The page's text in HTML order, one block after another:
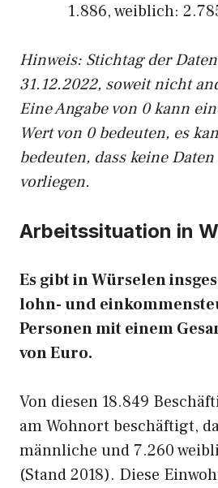
1.886, weiblich:
Hinweis: Stichtag der
31.12.2022, soweit nicht
Eine Angabe von 0 kann
Wert von 0 bedeuten, es
bedeuten, dass keine
vorliegen.
Arbeitssituation in
Es gibt in Würselen
lohn- und
Personen mit einem
von Euro.
Von diesen 18.849
am Wohnort beschäftigt,
männliche und 7.260
(Stand 2018). Diese